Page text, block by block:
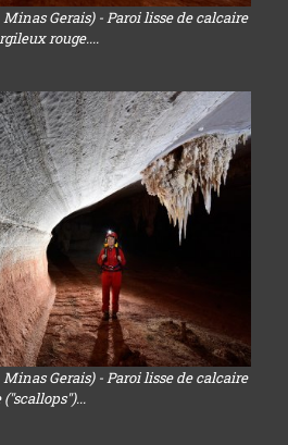
Gerais) - Paroi lisse de calcaire
rouge....
Gerais) - Paroi lisse de calcaire